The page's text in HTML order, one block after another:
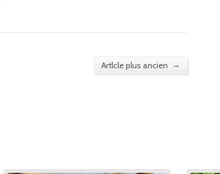
Artlcle plus ancien →